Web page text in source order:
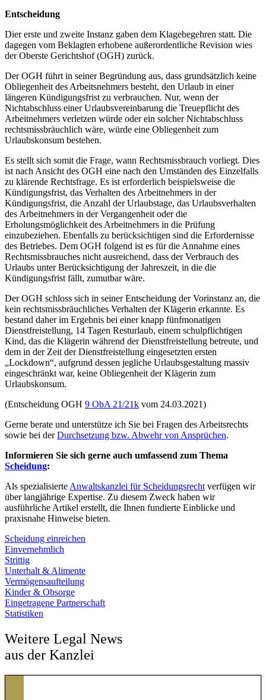
Entscheidung
Dier erste und zweite Instanz gaben dem Klagebegehren statt. Die
dagegen vom Beklagten erhobene außerordentliche Revision wies
der Oberste Gerichtshof (OGH) zurück.
Der OGH führt in seiner Begründung aus, dass grundsätzlich keine
Obliegenheit des Arbeitsnehmers besteht, den Urlaub in einer
längeren Kündigungsfrist zu verbrauchen. Nur, wenn der
Nichtabschluss einer Urlaubsvereinbarung die Treuepflicht des
Arbeitnehmers verletzen würde oder ein solcher Nichtabschluss
rechtsmissbräuchlich wäre, würde eine Obliegenheit zum
Urlaubskonsum bestehen.
Es stellt sich somit die Frage, wann Rechtsmissbrauch vorliegt. Dies
ist nach Ansicht des OGH eine nach den Umständen des Einzelfalls
zu klärende Rechtsfrage. Es ist erforderlich beispielsweise die
Kündigungsfrist, das Verhalten des Arbeitnehmers in der
Kündigungsfrist, die Anzahl der Urlaubstage, das Urlaubsverhalten
des Arbeitnehmers in der Vergangenheit oder die
Erholungsmöglichkeit des Arbeitnehmers in die Prüfung
einzubeziehen. Ebenfalls zu berücksichtigen sind die Erfordernisse
des Betriebes. Dem OGH folgend ist es für die Annahme eines
Rechtsmissbrauches nicht ausreichend, dass der Verbrauch des
Urlaubs unter Berücksichtigung der Jahreszeit, in die die
Kündigungsfrist fällt, zumutbar wäre.
Der OGH schloss sich in seiner Entscheidung der Vorinstanz an, die
kein rechtsmissbräuchliches Verhalten der Klägerin erkannte. Es
bestand daher im Ergebnis bei einer knapp fünfmonatigen
Dienstfreistellung, 14 Tagen Resturlaub, einem schulpflichtigen
Kind, das die Klägerin während der Dienstfreistellung betreute, und
dem in der Zeit der Dienstfreistellung eingesetzten ersten
„Lockdown“, aufgrund dessen jegliche Urlaubsgestaltung massiv
eingeschränkt war, keine Obliegenheit der Klägerin zum
Urlaubskonsum.
(Entscheidung OGH 9 ObA 21/21k vom 24.03.2021)
Gerne berate und unterstütze ich Sie bei Fragen des Arbeitsrechts
sowie bei derDurchsetzung bzw. Abwehr von Ansprüchen.
Informieren Sie sich gerne auch umfassend zum Thema
Scheidung:
Als spezialisierte Anwaltskanzlei für Scheidungsrecht verfügen wir
über langjährige Expertise. Zu diesem Zweck haben wir
ausführliche Artikel erstellt, die Ihnen fundierte Einblicke und
praxisnahe Hinweise bieten.
Scheidung einreichen
Einvernehmlich
Strittig
Unterhalt & Alimente
Vermögensaufteilung
Kinder & Obsorge
Eingetragene Partnerschaft
Statistiken
Weitere Legal News
aus der Kanzlei